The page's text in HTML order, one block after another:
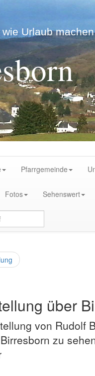
Urlaub
Pfarrgemeinde
Fotos Sehenswert
über
von Rudolf
zu